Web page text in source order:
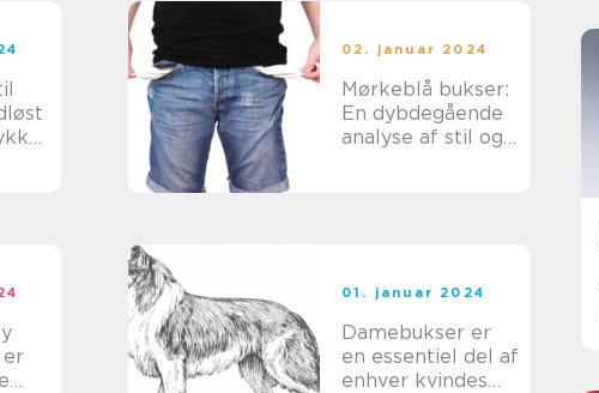
02. januar 2024
Mørkeblå bukser:
En dybdegående
analyse af stil og
er
01. januar 2024
Damebukser er
en essentiel del af
enhver kvindes